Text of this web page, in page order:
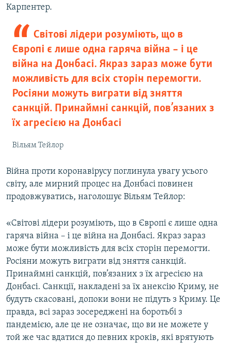
Карпентер.
Світові лідери розуміють, що в
Європі є лише одна гаряча війна – і це
війна на Донбасі. Якраз зараз може бути
можливість для всіх сторін перемогти.
Росіяни можуть виграти від зняття
санкцій. Принаймні санкцій, пов’язаних з
їх агресією на Донбасі
Вільям Тейлор
Війна проти коронавірусу поглинула увагу усього
світу, але мирний процес на Донбасі повинен
продовжуватись, наголошує Вільям Тейлор:
«Світові лідери розуміють, що в Європі є лише одна
гаряча війна – і це війна на Донбасі. Якраз зараз
може бути можливість для всіх сторін перемогти.
Росіяни можуть виграти від зняття санкцій.
Принаймні санкцій, пов’язаних з їх агресією на
Донбасі. Санкції, накладені за їх анексію Криму, не
будуть скасовані, допоки вони не підуть з Криму. Це
правда, всі зараз зосереджені на боротьбі з
пандемією, але це не означає, що ви не можете у
той же час вдатися до певних кроків, які врятують